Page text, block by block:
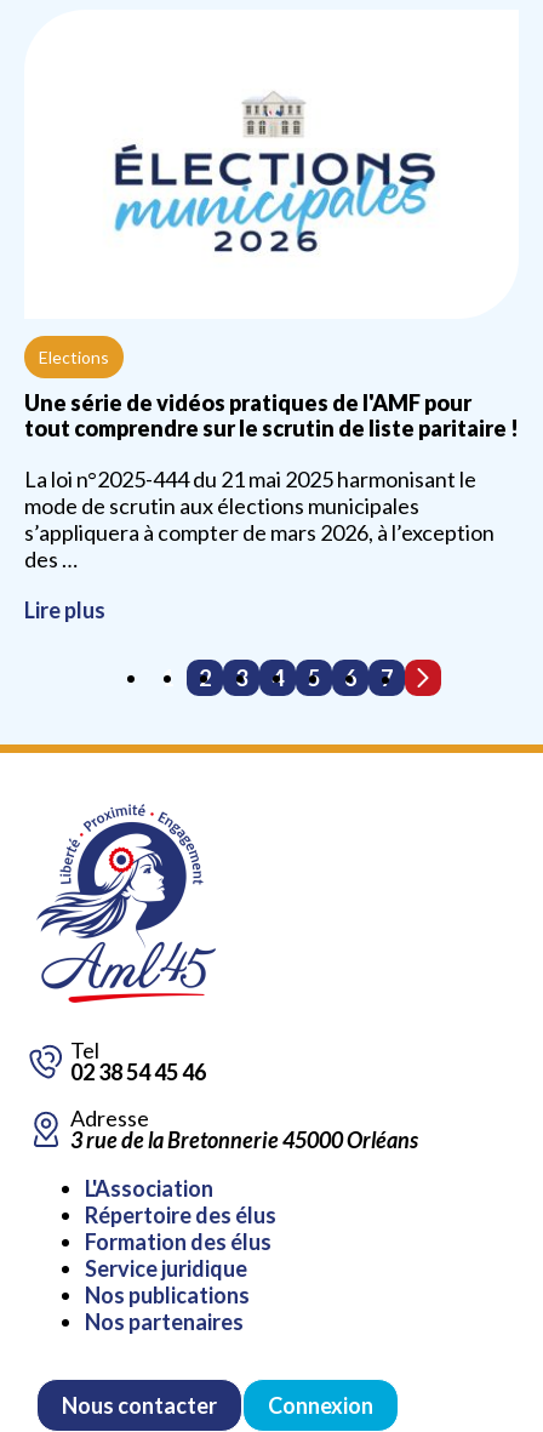
Elections
Une série de vidéos pratiques de l'AMF pour
tout comprendre sur le scrutin de liste paritaire !
La loi n°2025-444 du 21 mai 2025 harmonisant le
mode de scrutin aux élections municipales
s’appliquera à compter de mars 2026, à l’exception
des …
Lire plus
1 2 3 4 5 6 7
Tel
02 38 54 45 46
Adresse
3 rue de la Bretonnerie 45000 Orléans
contenu
L'Association
Répertoire des élus
Formation des élus
Service juridique
Nos publications
Nos partenaires
Nous contacter Connexion